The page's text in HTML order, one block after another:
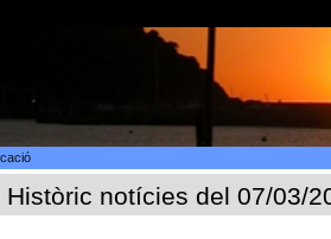
Històric notícies del 07/03/